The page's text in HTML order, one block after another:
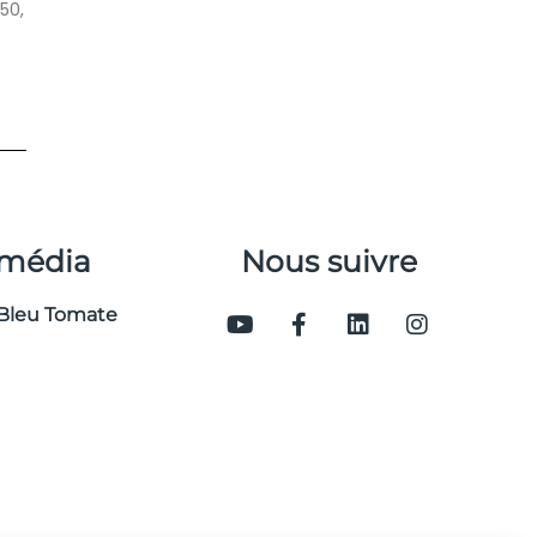
Tomate
Nous suivre